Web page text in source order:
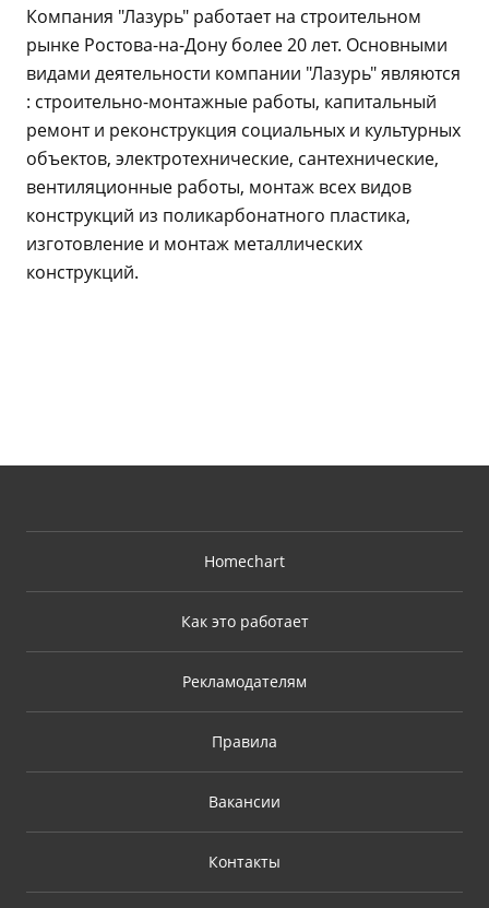
Компания "Лазурь" работает на строительном
рынке Ростова-на-Дону более 20 лет. Основными
видами деятельности компании "Лазурь" являются
: строительно-монтажные работы, капитальный
ремонт и реконструкция социальных и культурных
объектов, электротехнические, сантехнические,
вентиляционные работы, монтаж всех видов
конструкций из поликарбонатного пластика,
изготовление и монтаж металлических
конструкций.
Homechart
Как это работает
Рекламодателям
Правила
Вакансии
Контакты